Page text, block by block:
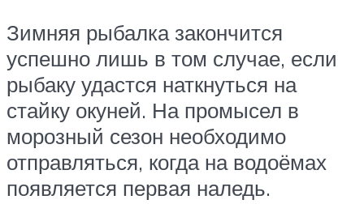
Зимняя рыбалка закончится
успешно лишь в том случае, если
рыбаку удастся наткнуться на
стайку окуней. На промысел в
морозный сезон необходимо
отправляться, когда на водоёмах
появляется первая наледь.